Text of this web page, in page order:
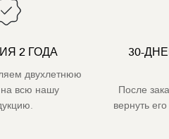
2 ГОДА
двухлетнюю
всю нашу
30-
После
вернуть